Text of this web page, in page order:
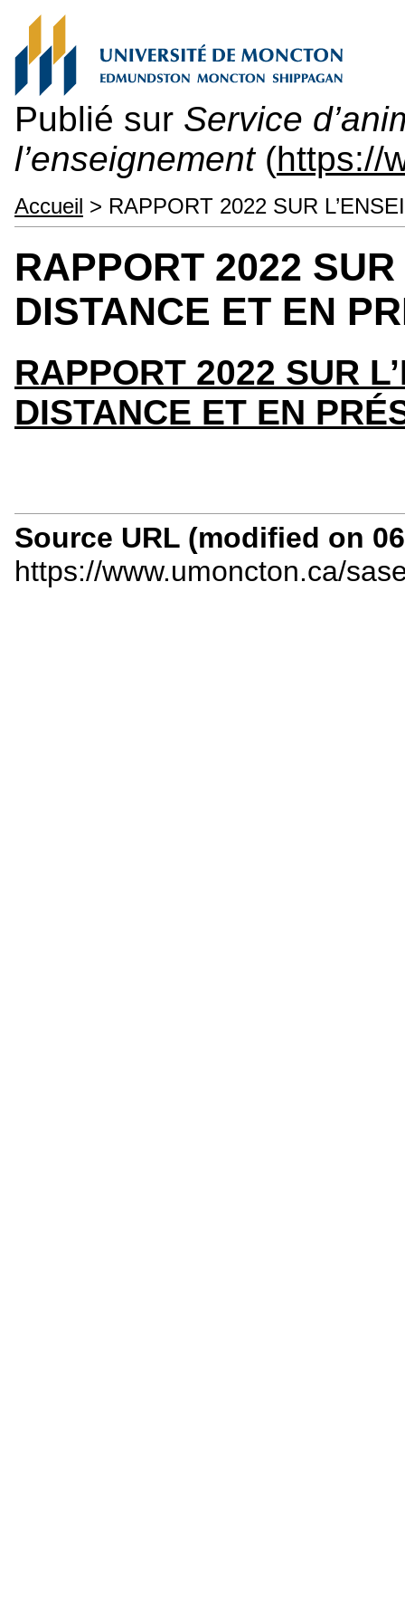
Publié sur Service
l’enseignement(https://
Accueil > RAPPORT 2022 SUR
RAPPORT 2022
DISTANCE ET EN
RAPPORT 2022 SUR
DISTANCE ET EN
Source URL (modified on
https://www.umoncton.ca/